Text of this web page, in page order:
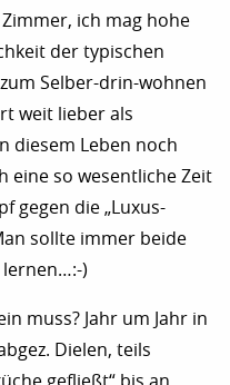
ich mag hohe
der typischen
Selber-drin-wohnen
weit lieber als
diesem Leben noch
eine so wesentliche Zeit
gegen die „Luxus-
sollte immer beide
lernen…:-)
muss? Jahr um Jahr in
Dielen, teils
gefließt“ bis an